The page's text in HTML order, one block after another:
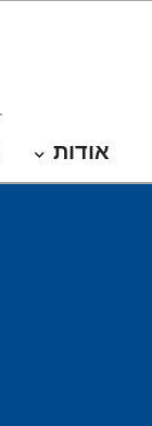
אודות